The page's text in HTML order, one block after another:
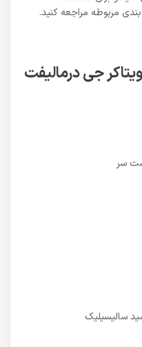
مربوطه مراجعه کنید.
جی درمالیفت
سر
سالیسیلیک